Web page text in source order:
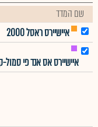
שם המדד
איישיירס ראסל 2000
איישיירס אס אנד פי סמול-קאפ 600